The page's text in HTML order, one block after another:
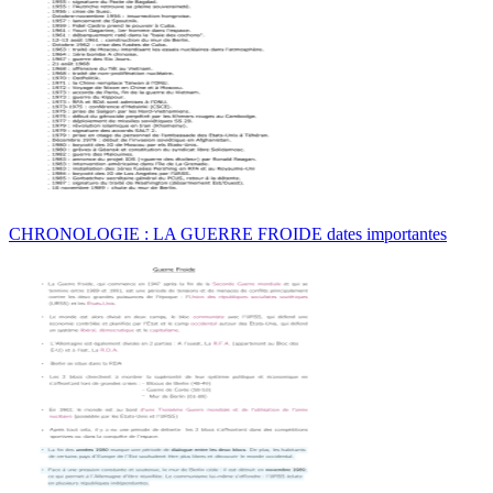
CHRONOLOGIE : LA GUERRE FROIDE dates importantes